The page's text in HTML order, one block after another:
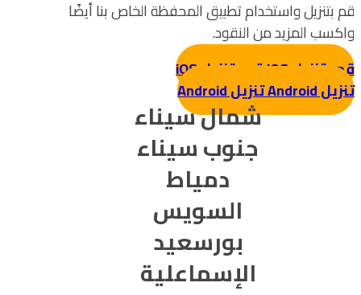
قم بتنزيل واستخدام تطبيق المحفظة الخاص بنا أيضًا
واكسب المزيد من النقود.
قم بتنزيل iOS
قم بتنزيل iOS
تنزيل Android
تنزيل Android
شمال سيناء
جنوب سيناء
دمياط
السويس
بورسعيد
الإسماعلية